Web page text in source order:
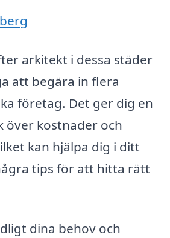
arkitekt i dessa städer
att begära in flera
företag. Det ger dig en
över kostnader och
kan hjälpa dig i ditt
tips för att hitta rätt
dina behov och